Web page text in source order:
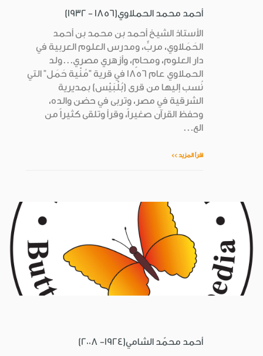
أحمد محمد الحملاوي(1856 - 1932)
الأستاذ الشيخ أحمد بن محمد بن أحمد
الحَمَلاوي، مربٍّ، ومدرس العلوم العربية في
دار العلوم، ومحامٍ، وأزهري مصري...ولد
الحملاوي عام 1856 في قرية "مُنْية حَمَل" التي
نُسب إليها من قرى (بُلْبَيْس) بمديرية
الشرقية في مصر، وتربى في حضن والده،
وحفظ القرآن صغيراً، وقرأ وتلقى كثيراً من
الع...
اقرأ المزيد >>
أحمد محمّد الشامي(1924- 2008)